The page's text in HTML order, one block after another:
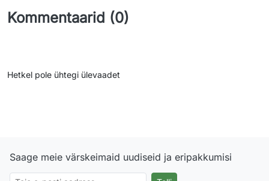
Kommentaarid (0)
Hetkel pole ühtegi ülevaadet
Saage meie värskeimaid uudiseid ja eripakkumisi